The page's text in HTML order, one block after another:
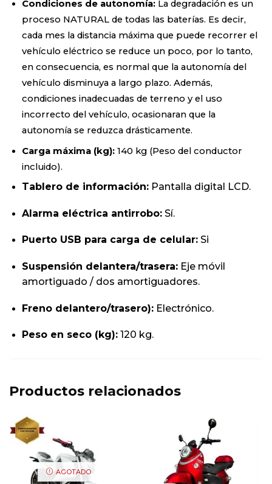
Condiciones de autonomía: La degradación es un
proceso NATURAL de todas las baterías. Es decir,
cada mes la distancia máxima que puede recorrer el
vehículo eléctrico se reduce un poco, por lo tanto,
en consecuencia, es normal que la autonomía del
vehículo disminuya a largo plazo. Además,
condiciones inadecuadas de terreno y el uso
incorrecto del vehículo, ocasionaran que la
autonomía se reduzca drásticamente.
Carga máxima (kg): 140 kg (Peso del conductor
incluido).
Tablero de información: Pantalla digital LCD.
Alarma eléctrica antirrobo: Sí.
Puerto USB para carga de celular: Si
Suspensión delantera/trasera: Eje móvil
amortiguado / dos amortiguadores.
Freno delantero/trasero): Electrónico.
Peso en seco (kg): 120 kg.
Productos relacionados
AGOTADO